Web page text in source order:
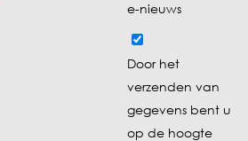
e-nieuws
Door het
verzenden van
gegevens bent u
op de hoogte